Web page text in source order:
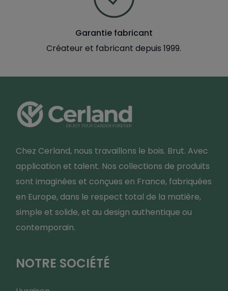
Garantie fabricant
Créateur et fabricant depuis 1999.
Chez Cerland, nous travaillons le bois. Brut. Avec
application et talent. Nos collections de produits
sont imaginées et conçues en France, fabriquées
en Europe, dans le respect total de la matière,
simple et solide, et au design authentique ou
contemporain.
NOTRE SOCIÉTÉ